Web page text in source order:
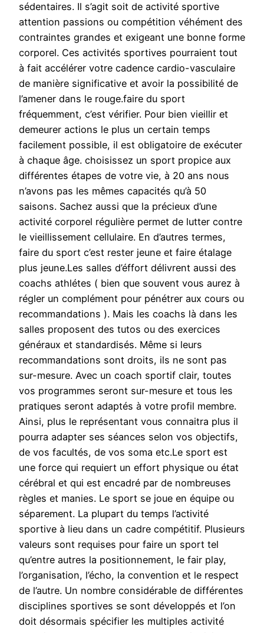
sédentaires. Il s’agit soit de activité sportive
attention passions ou compétition véhément des
contraintes grandes et exigeant une bonne forme
corporel. Ces activités sportives pourraient tout
à fait accélérer votre cadence cardio-vasculaire
de manière significative et avoir la possibilité de
l’amener dans le rouge.faire du sport
fréquemment, c’est vérifier. Pour bien vieillir et
demeurer actions le plus un certain temps
facilement possible, il est obligatoire de exécuter
à chaque âge. choisissez un sport propice aux
différentes étapes de votre vie, à 20 ans nous
n’avons pas les mêmes capacités qu’à 50
saisons. Sachez aussi que la précieux d’une
activité corporel régulière permet de lutter contre
le vieillissement cellulaire. En d’autres termes,
faire du sport c’est rester jeune et faire étalage
plus jeune.Les salles d’éffort délivrent aussi des
coachs athlétes ( bien que souvent vous aurez à
régler un complément pour pénétrer aux cours ou
recommandations ). Mais les coachs là dans les
salles proposent des tutos ou des exercices
généraux et standardisés. Même si leurs
recommandations sont droits, ils ne sont pas
sur-mesure. Avec un coach sportif clair, toutes
vos programmes seront sur-mesure et tous les
pratiques seront adaptés à votre profil membre.
Ainsi, plus le représentant vous connaitra plus il
pourra adapter ses séances selon vos objectifs,
de vos facultés, de vos soma etc.Le sport est
une force qui requiert un effort physique ou état
cérébral et qui est encadré par de nombreuses
règles et manies. Le sport se joue en équipe ou
séparement. La plupart du temps l’activité
sportive à lieu dans un cadre compétitif. Plusieurs
valeurs sont requises pour faire un sport tel
qu’entre autres la positionnement, le fair play,
l’organisation, l’écho, la convention et le respect
de l’autre. Un nombre considérable de différentes
disciplines sportives se sont développés et l’on
doit désormais spécifier les multiples activité